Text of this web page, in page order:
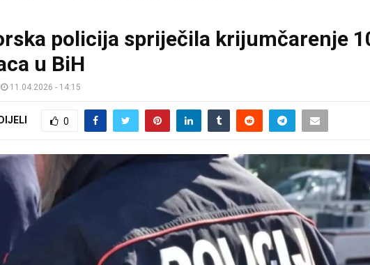
policija spriječila krijumčarenje
u BiH
11.04.2026 - 14:15
0